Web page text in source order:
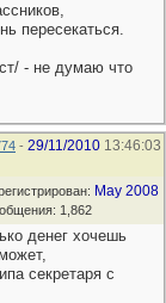
пересекаться.
- не думаю что
- 29/11/2010 13:46:03
May 2008
1,862
денег хочешь
секретаря с